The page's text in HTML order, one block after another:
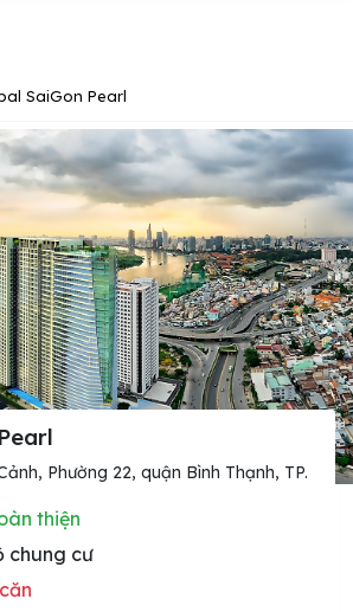
SaiGon Pearl
Phường 22, quận Bình Thạnh, TP.
thiện
chung cư